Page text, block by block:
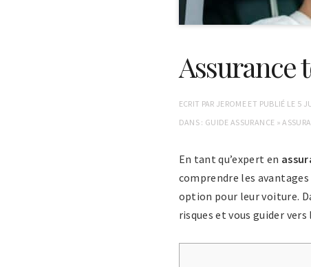
Assurance
ECRIT PAR JEROME ET PUBLIÉ LE 5
DANS : GUIDE ASSURANCE »
En tant qu’expert en
comprendre les
option pour leur voiture.
risques et vous guider